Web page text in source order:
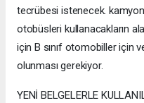
tecrübesi istenecek.
otobüsleri kullanacakların
için B sınıf otomobiller için
olunması gerekiyor.
YENİ BELGELERLE